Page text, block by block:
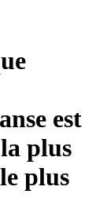
est
plus
plus